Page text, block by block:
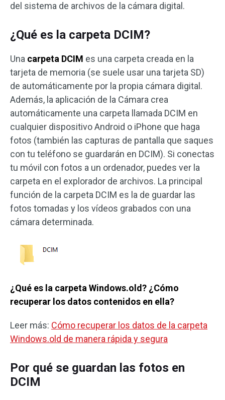
del sistema de archivos de la cámara digital.
¿Qué es la carpeta DCIM?
Una carpeta DCIM es una carpeta creada en la
tarjeta de memoria (se suele usar una tarjeta SD)
de automáticamente por la propia cámara digital.
Además, la aplicación de la Cámara crea
automáticamente una carpeta llamada DCIM en
cualquier dispositivo Android o iPhone que haga
fotos (también las capturas de pantalla que saques
con tu teléfono se guardarán en DCIM). Si conectas
tu móvil con fotos a un ordenador, puedes ver la
carpeta en el explorador de archivos. La principal
función de la carpeta DCIM es la de guardar las
fotos tomadas y los vídeos grabados con una
cámara determinada.
¿Qué es la carpeta Windows.old? ¿Cómo
recuperar los datos contenidos en ella?
Leer más: Cómo recuperar los datos de la carpeta
Windows.old de manera rápida y segura
Por qué se guardan las fotos en
DCIM